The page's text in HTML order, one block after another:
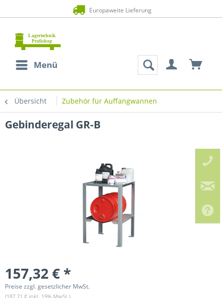
Europaweite Lieferung
Menü
Übersicht Zubehör für Auffangwannen
Gebinderegal GR-B
157,32 € *
Preise zzgl. gesetzlicher MwSt.
(187,21 € inkl. 19% MwSt.)